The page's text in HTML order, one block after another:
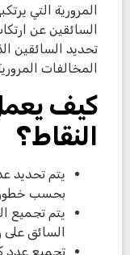
المرورية التي
السائقين عن
تحديد السائقين
المخالفات
كيف
النقاط؟
يتم تحديد
بحسب
يتم تجميع
السائق على
تجميع عدد